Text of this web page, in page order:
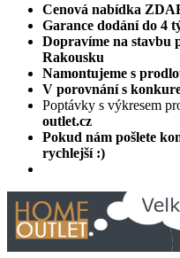
Cenová nabídka
Garance dodání do 4
Dopravíme na stavbu
Rakousku
Namontujeme s
V porovnání s
Poptávky s výkresem
outlet.cz
Pokud nám pošlete
rychlejší :)